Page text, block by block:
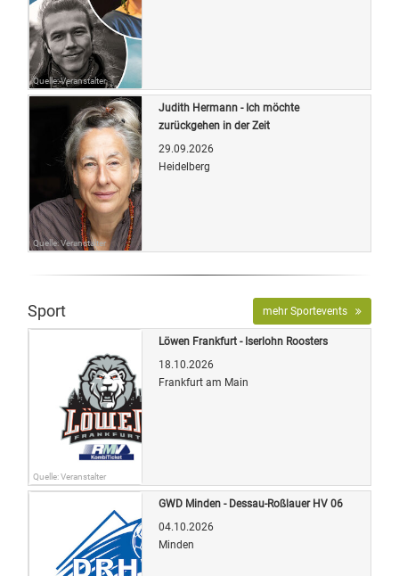
Quelle: Veranstalter
Quelle: Veranstalter
Judith Hermann - Ich möchte
zurückgehen in der Zeit
29.09.2026
Heidelberg
Sport mehr Sportevents
Quelle: Veranstalter
Löwen Frankfurt - Iserlohn Roosters
18.10.2026
Frankfurt am Main
GWD Minden - Dessau-Roßlauer HV 06
04.10.2026
Minden